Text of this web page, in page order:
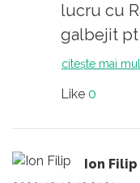
lucru cu
galbejit pt
identificat
citește mai
Like 0
Ion Filip